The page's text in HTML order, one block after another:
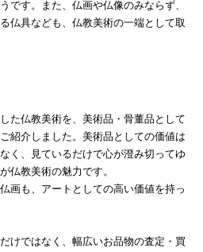
です。また、仏画や仏像のみならず、
仏具なども、仏教美術の一端として取
た仏教美術を、美術品・骨董品として
紹介しました。美術品としての価値は
く、見ているだけで心が澄み切ってゆ
仏教美術の魅力です。
画も、アートとしての高い価値を持っ
けではなく、幅広いお品物の査定・買